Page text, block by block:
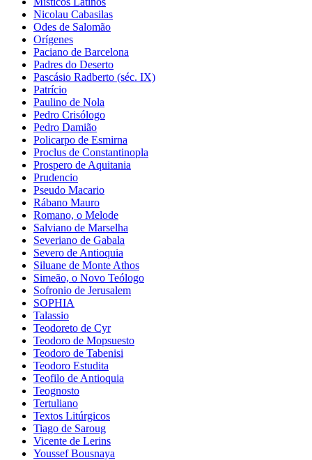
Nicolau Cabasilas
Odes de Salomão
Orígenes
Paciano de Barcelona
Padres do Deserto
Pascásio Radberto (séc. IX)
Patrício
Paulino de Nola
Pedro Crisólogo
Pedro Damião
Policarpo de Esmirna
Proclus de Constantinopla
Prospero de Aquitania
Prudencio
Pseudo Macario
Rábano Mauro
Romano, o Melode
Salviano de Marselha
Severiano de Gabala
Severo de Antioquia
Siluane de Monte Athos
Simeão, o Novo Teólogo
Sofronio de Jerusalem
SOPHIA
Talassio
Teodoreto de Cyr
Teodoro de Mopsuesto
Teodoro de Tabenisi
Teodoro Estudita
Teofilo de Antioquia
Teognosto
Tertuliano
Textos Litúrgicos
Tiago de Saroug
Vicente de Lerins
Youssef Bousnaya